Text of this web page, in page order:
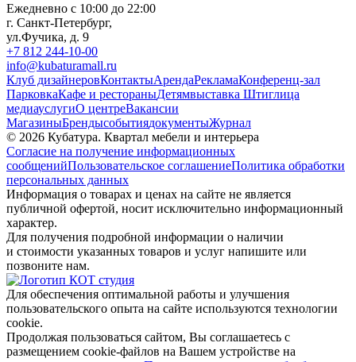
Ежедневно с 10:00 до 22:00
г. Санкт-Петербург,
ул.Фучика, д. 9
+7 812 244-10-00
info@kubaturamall.ru
Клуб дизайнеровКонтактыАрендаРекламаКонференц-зал
ПарковкаКафе и рестораныДетямвыставка Штиглица
медиауслугиО центреВакансии
МагазиныБрендысобытиядокументыЖурнал
© 2026 Кубатура. Квартал мебели и интерьера
Согласие на получение информационных
сообщенийПользовательское соглашениеПолитика обработки
персональных данных
Информация о товарах и ценах на сайте не является
публичной офертой, носит исключительно информационный
характер.
Для получения подробной информации о наличии
и стоимости указанных товаров и услуг напишите или
позвоните нам.
Для обеспечения оптимальной работы и улучшения
пользовательского опыта на сайте используются технологии
cookie.
Продолжая пользоваться сайтом, Вы соглашаетесь с
размещением cookie-файлов на Вашем устройстве на